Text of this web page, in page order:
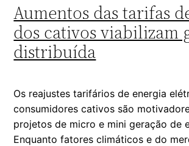
Aumentos das tarifas
dos cativos viabilizam
distribuída
Os reajustes tarifários de energia
consumidores cativos são
projetos de micro e mini geração de
Enquanto fatores climáticos e do